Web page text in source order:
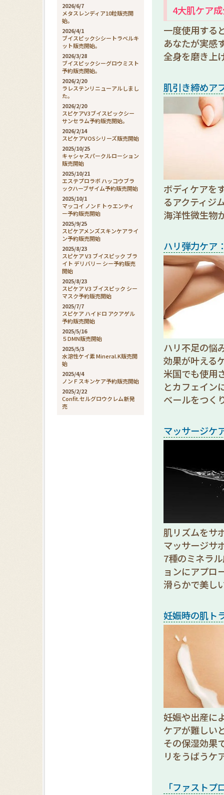
2026/6/7
メタスレンディア10粒販売開
始。
2026/4/1
ブイスピックシシートラベルキ
ット販売開始。
2026/3/28
ブイスピックシーグロウミスト
予約販売開始。
2026/2/20
ラレステンリニューアルしまし
た。
2026/2/20
スピケアV3ブイスピックシー
サンセラム予約販売開始。
2026/2/14
スピケアVOSシリーズ販売開始
2025/10/25
キャシャスパークルローション
販売開始
2025/10/21
エステプロラボ ハッコウブラ
ックハーブザイム予約販売開始
2025/10/1
マッコイ ノンＦトゥエンティ
ー予約販売開始
2025/9/25
スピケアメンズスキンケアライ
ン予約販売開始
2025/8/23
スピケア V3 ブイスピック ブラ
イト デリバリー シー予約販売
開始
2025/8/23
スピケア V3 ブイスピック シー
マスク予約販売開始
2025/7/7
スピケア ハイドロ アクアゲル
予約販売開始
2025/5/16
５DMN販売開始
2025/5/3
水溶性ケイ素 Mineral.K販売開
始
2025/4/4
ノンＦスキンケア予約販売開始
2025/2/22
Confit.セルグロウクレム新発
売
4大肌ケア
一度使用する
あなたが実感
全身を磨き上
肌引き締めア
ボディケアを
るアクティジ
海洋性微生物
ハリ弾力ケア
ハリ不足の悩
効果が叶える
米国でも使用
とカフェイン
ベールをつく
マッサージケ
肌リズムをサ
マッサージサ
7種のミネラ
ョンにアプロ
滑らかで美し
妊娠時の肌ト
妊娠や出産に
ケアが難しい
その保湿効果
リをうばうケ
「ファスト